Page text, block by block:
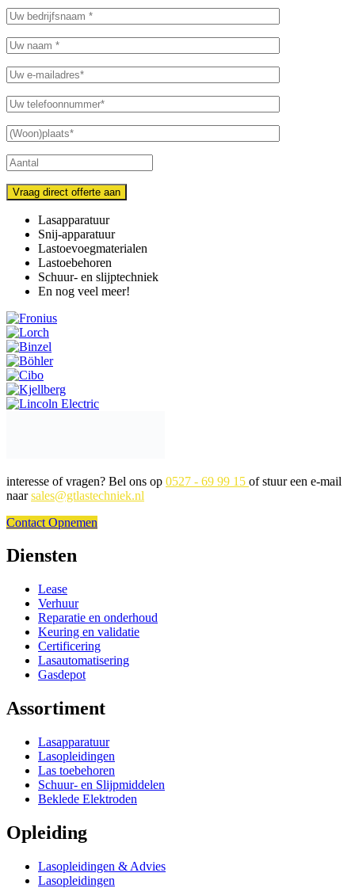
Vraag direct offerte aan
Lasapparatuur
Snij-apparatuur
Lastoevoegmaterialen
Lastoebehoren
Schuur- en slijptechniek
En nog veel meer!
interesse of vragen? Bel ons op 0527 - 69 99 15 of stuur een e-mail
naarsales@gtlastechniek.nl
Contact Opnemen
Diensten
Lease
Verhuur
Reparatie en onderhoud
Keuring en validatie
Certificering
Lasautomatisering
Gasdepot
Assortiment
Lasapparatuur
Lasopleidingen
Las toebehoren
Schuur- en Slijpmiddelen
Beklede Elektroden
Opleiding
Lasopleidingen & Advies
Lasopleidingen